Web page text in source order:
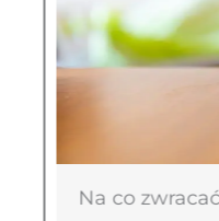
Na co